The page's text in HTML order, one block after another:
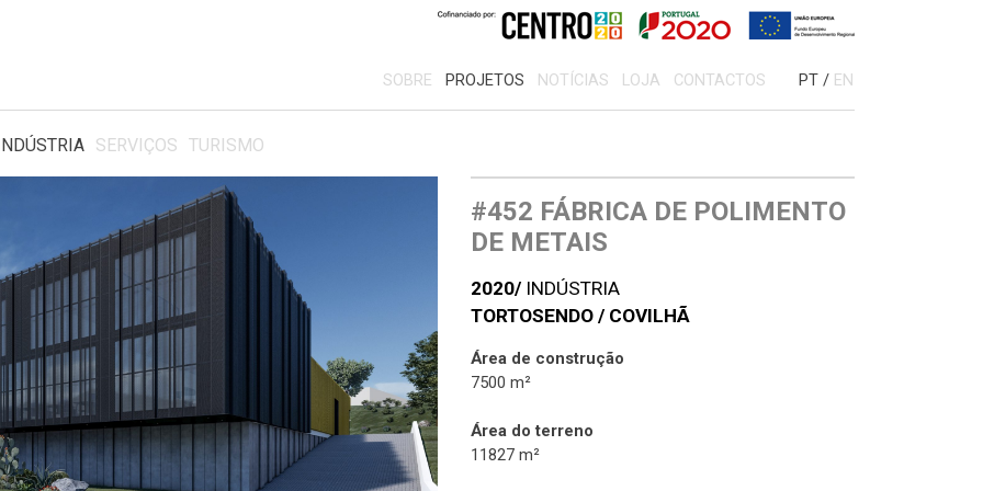
SOBRE PROJETOS NOTÍCIAS LOJA CONTACTOS PT / EN
SERVIÇOS TURISMO
#452 FÁBRICA DE POLIMENTO
DE METAIS
2020/ INDÚSTRIA
TORTOSENDO / COVILHÃ
Área de construção
7500 m²
Área do terreno
11827 m²